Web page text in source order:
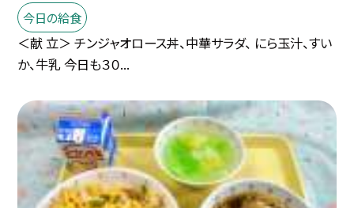
今日の給食
＜献 立＞ チンジャオロース丼、中華サラダ、 にら玉汁、すい
か、牛乳 今日も３０...